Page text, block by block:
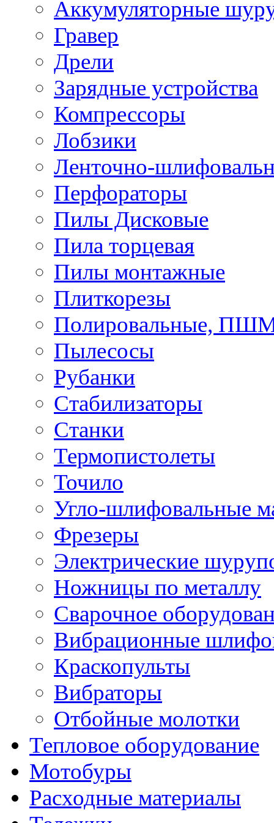
Аккумуляторные
Гравер
Дрели
Зарядные устройства
Компрессоры
Лобзики
Ленточно-
Перфораторы
Пилы Дисковые
Пила торцевая
Пилы монтажные
Плиткорезы
Полировальные,
Пылесосы
Рубанки
Стабилизаторы
Станки
Термопистолеты
Точило
Угло-шлифовальные
Фрезеры
Электрические
Ножницы по металлу
Сварочное
Вибрационные
Краскопульты
Вибраторы
Отбойные молотки
Тепловое оборудование
Мотобуры
Расходные материалы